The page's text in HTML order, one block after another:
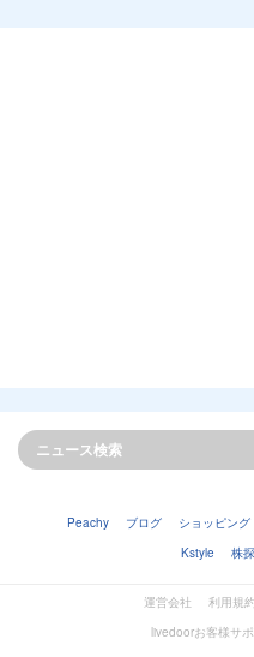
Peachy ブログ ショッピング
Kstyle
株探
運営会社 利用規約
livedoorお客様サ